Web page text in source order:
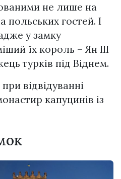
не лише на
польських гостей. І
у замку
їх король – Ян ІІІ
турків під Віднем.
відвідуванні
капуцинів із